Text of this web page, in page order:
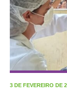
3 DE FEVEREIRO DE